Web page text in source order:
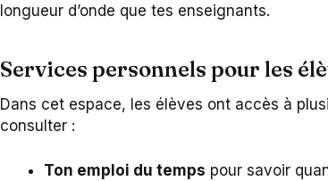
longueur d’onde que tes enseignants.
Services personnels pour les
Dans cet espace, les élèves ont accès à
consulter :
Ton emploi du temps pour savoir